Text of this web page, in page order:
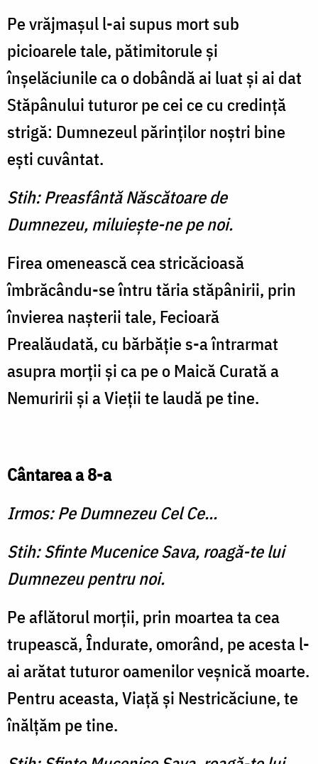
Pe vrăjmaşul l-ai supus mort sub
picioarele tale, pătimitorule şi
înşelăciunile ca o dobândă ai luat şi ai dat
Stăpânului tuturor pe cei ce cu credinţă
strigă: Dumnezeul părinţilor noştri bine
eşti cuvântat.
Stih: Preasfântă Născătoare de
Dumnezeu, miluieşte-ne pe noi.
Firea omenească cea stricăcioasă
îmbrăcându-se întru tăria stăpânirii, prin
învierea naşterii tale, Fecioară
Prealăudată, cu bărbăţie s-a întrarmat
asupra morţii şi ca pe o Maică Curată a
Nemuririi şi a Vieţii te laudă pe tine.
Cântarea a 8-a
Irmos: Pe Dumnezeu Cel Ce...
Stih: Sfinte Mucenice Sava, roagă-te lui
Dumnezeu pentru noi.
Pe aflătorul morţii, prin moartea ta cea
trupească, Îndurate, omorând, pe acesta l-
ai arătat tuturor oamenilor veşnică moarte.
Pentru aceasta, Viaţă şi Nestricăciune, te
înălţăm pe tine.